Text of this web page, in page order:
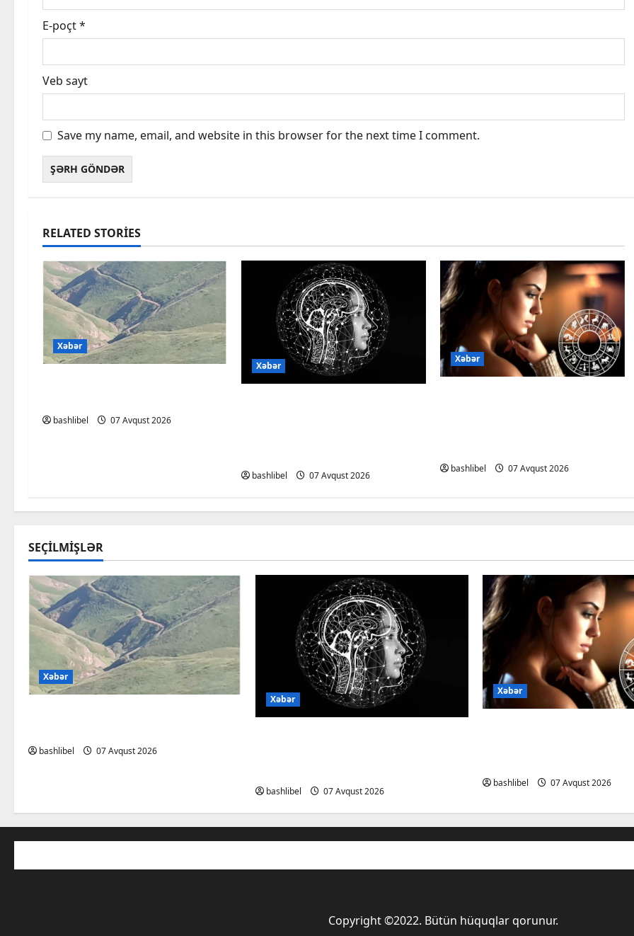
E-poçt*
Veb sayt
Save my name, email, and website in this browser for the next time I comment.
RELATED STORIES
Xəbər
bashlibel 07 Avqust 2026
Xəbər
bashlibel 07 Avqust 2026
Xəbər
bashlibel 07 Avqust 2026
SEÇILMIŞLƏR
Xəbər
bashlibel 07 Avqust 2026
Xəbər
bashlibel 07 Avqust 2026
Xəbər
bashlibel 07 Avqust 2026
Copyright ©2022. Bütün hüquqlar qorunur.